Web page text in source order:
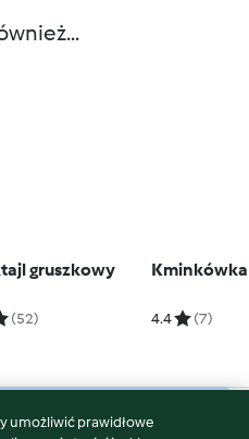
gruszkowy
(52)
Kminkówka
4.4 (7)
umożliwić prawidłowe